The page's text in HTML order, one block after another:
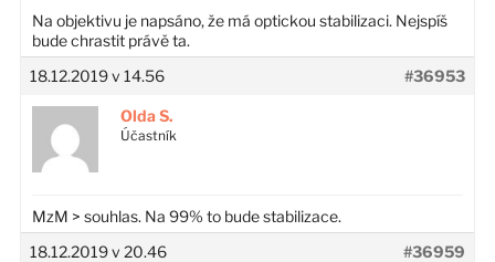
Na objektivu je napsáno, že má optickou stabilizaci. Nejspíš
bude chrastit právě ta.
18.12.2019 v 14.56
#36953
Olda S.
Účastník
MzM > souhlas. Na 99% to bude stabilizace.
18.12.2019 v 20.46
#36959